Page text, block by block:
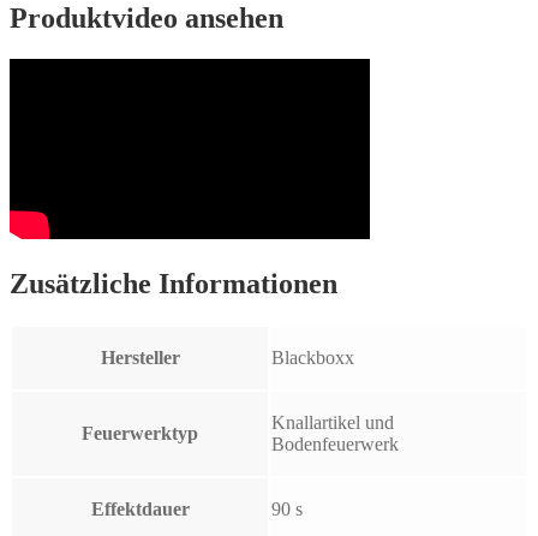
Produktvideo ansehen
Zusätzliche Informationen
Hersteller Blackboxx
Feuerwerktyp
Knallartikel und
Bodenfeuerwerk
Effektdauer 90 s